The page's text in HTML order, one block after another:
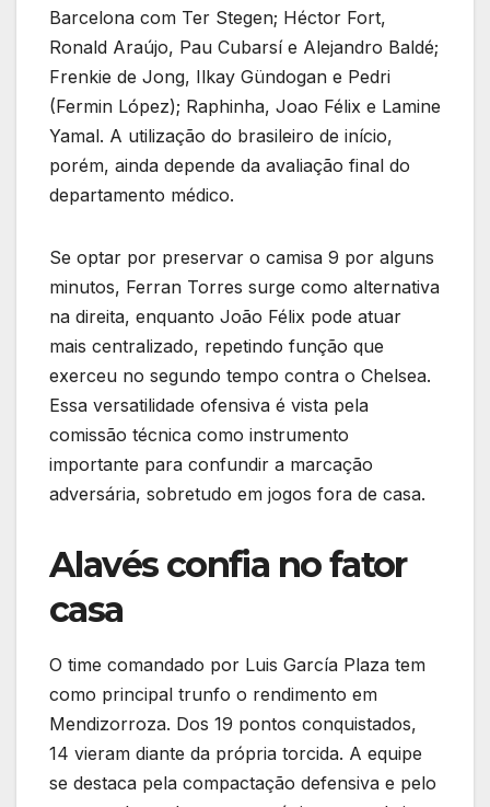
Barcelona com Ter Stegen; Héctor Fort,
Ronald Araújo, Pau Cubarsí e Alejandro Baldé;
Frenkie de Jong, Ilkay Gündogan e Pedri
(Fermin López); Raphinha, Joao Félix e Lamine
Yamal. A utilização do brasileiro de início,
porém, ainda depende da avaliação final do
departamento médico.
Se optar por preservar o camisa 9 por alguns
minutos, Ferran Torres surge como alternativa
na direita, enquanto João Félix pode atuar
mais centralizado, repetindo função que
exerceu no segundo tempo contra o Chelsea.
Essa versatilidade ofensiva é vista pela
comissão técnica como instrumento
importante para confundir a marcação
adversária, sobretudo em jogos fora de casa.
Alavés confia no fator
casa
O time comandado por Luis García Plaza tem
como principal trunfo o rendimento em
Mendizorroza. Dos 19 pontos conquistados,
14 vieram diante da própria torcida. A equipe
se destaca pela compactação defensiva e pelo